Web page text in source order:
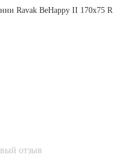
Ravak BeHappy II 170x75 R
отзыв